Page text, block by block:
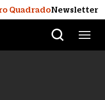
QuadradoNewsletter